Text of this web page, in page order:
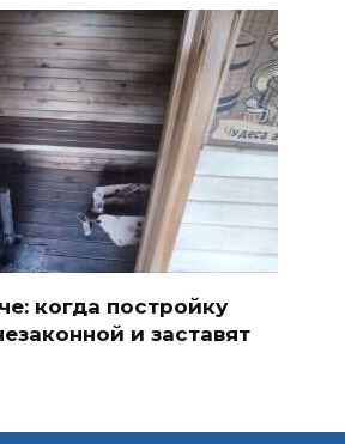
когда постройку
и заставят